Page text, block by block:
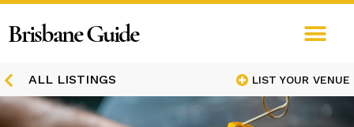
Brisbane Guide
ALL LISTINGS LIST YOUR VENUE